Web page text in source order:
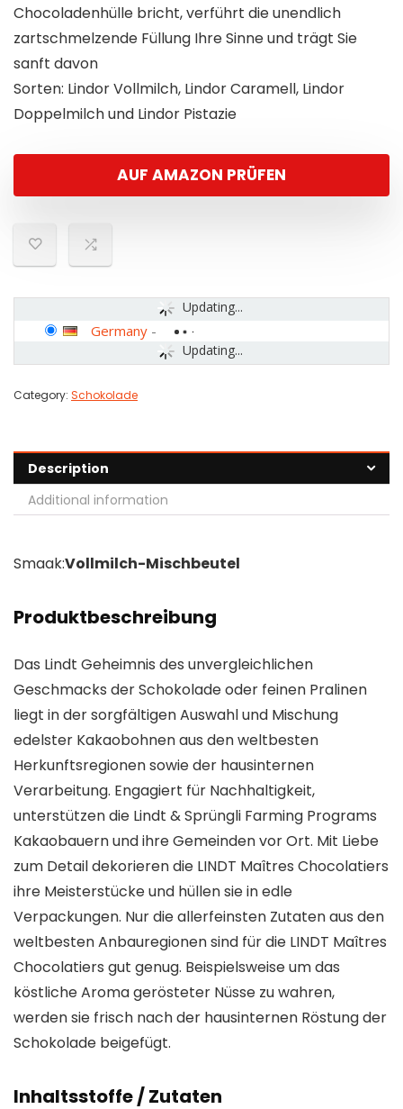
Chocoladenhülle bricht, verführt die unendlich
zartschmelzende Füllung Ihre Sinne und trägt Sie
sanft davon
Sorten: Lindor Vollmilch, Lindor Caramell, Lindor
Doppelmilch und Lindor Pistazie
AUF AMAZON PRÜFEN
Updating...
Updating...
Germany -
Category: Schokolade
Description
Additional information
Smaak:Vollmilch-Mischbeutel
Produktbeschreibung
Das Lindt Geheimnis des unvergleichlichen
Geschmacks der Schokolade oder feinen Pralinen
liegt in der sorgfältigen Auswahl und Mischung
edelster Kakaobohnen aus den weltbesten
Herkunftsregionen sowie der hausinternen
Verarbeitung. Engagiert für Nachhaltigkeit,
unterstützen die Lindt & Sprüngli Farming Programs
Kakaobauern und ihre Gemeinden vor Ort. Mit Liebe
zum Detail dekorieren die LINDT Maîtres Chocolatiers
ihre Meisterstücke und hüllen sie in edle
Verpackungen. Nur die allerfeinsten Zutaten aus den
weltbesten Anbauregionen sind für die LINDT Maîtres
Chocolatiers gut genug. Beispielsweise um das
köstliche Aroma gerösteter Nüsse zu wahren,
werden sie frisch nach der hausinternen Röstung der
Schokolade beigefügt.
Inhaltsstoffe / Zutaten